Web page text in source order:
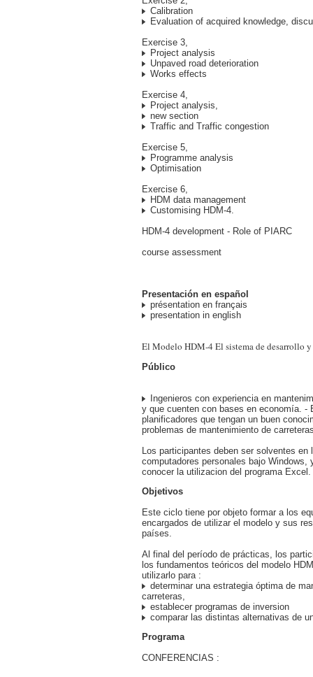
Calibration
Evaluation of acquired knowledge,
Exercise 3,
Project analysis
Unpaved road deterioration
Works effects
Exercise 4,
Project analysis,
new section
Traffic and Traffic congestion
Exercise 5,
Programme analysis
Optimisation
Exercise 6,
HDM data management
Customising HDM-4.
HDM-4 development - Role of PIARC
course assessment
Presentación en español
présentation en français
presentation in english
El Modelo HDM-4 El sistema de desarrollo y
Público
Ingenieros con experiencia en
y que cuenten con bases en economía. -
planificadores que tengan un buen
problemas de mantenimiento de
Los participantes deben ser solventes en
computadores personales bajo Windows,
conocer la utilizacion del programa Excel.
Objetivos
Este ciclo tiene por objeto formar a los
encargados de utilizar el modelo y sus
países.
Al final del período de prácticas, los
los fundamentos teóricos del modelo
utilizarlo para :
determinar una estrategia óptima de
carreteras,
establecer programas de inversion
comparar las distintas alternativas de
Programa
CONFERENCIAS :